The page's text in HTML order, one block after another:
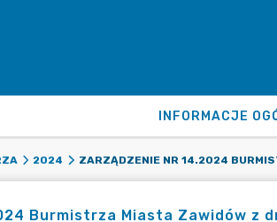
INFORMACJE
2024
Burmistrza Miasta Zawidów z